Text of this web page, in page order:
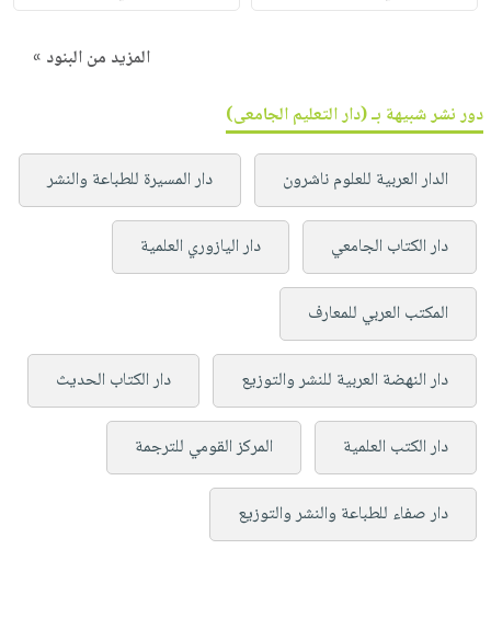
المزيد من البنود »
دور نشر شبيهة بـ (دار التعليم الجامعى)
الدار العربية للعلوم ناشرون دار المسيرة للطباعة والنشر
دار الكتاب الجامعي دار اليازوري العلمية
المكتب العربي للمعارف
دار النهضة العربية للنشر والتوزيع دار الكتاب الحديث
دار الكتب العلمية المركز القومي للترجمة
دار صفاء للطباعة والنشر والتوزيع